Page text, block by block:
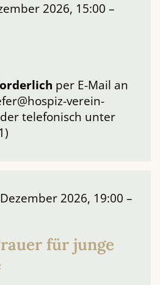
2026, 15:00 –
per E-Mail an
verein-
telefonisch unter
2026, 19:00 –
für junge